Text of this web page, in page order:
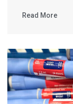
Read More